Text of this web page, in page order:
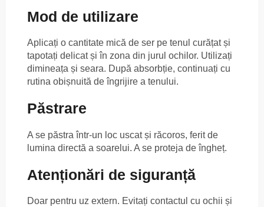
Mod de utilizare
Aplicați o cantitate mică de ser pe tenul curățat și
tapotați delicat și în zona din jurul ochilor. Utilizați
dimineața și seara. După absorbție, continuați cu
rutina obișnuită de îngrijire a tenului.
Păstrare
A se păstra într-un loc uscat și răcoros, ferit de
lumina directă a soarelui. A se proteja de îngheț.
Atenționări de siguranță
Doar pentru uz extern. Evitați contactul cu ochii și